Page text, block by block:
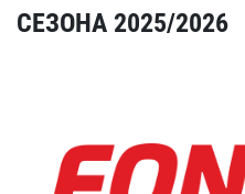
СЕЗОНА 2025/2026